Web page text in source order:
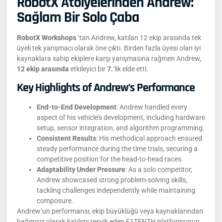
Sağlam Bir Solo Çaba
RobotX Workshops‘tan Andrew, katılan 12 ekip arasında tek
üyeli tek yarışmacı olarak öne çıktı. Birden fazla üyesi olan iyi
kaynaklara sahip ekiplere karşı yarışmasına rağmen Andrew,
12 ekip arasında etkileyici bir7.‘lik elde etti.
Key Highlights of Andrew’s Performance
End-to-End Development: Andrew handled every
aspect of his vehicle’s development, including hardware
setup, sensor integration, and algorithm programming.
Consistent Results: His methodical approach ensured
steady performance during the time trials, securing a
competitive position for the head-to-head races.
Adaptability Under Pressure: As a solo competitor,
Andrew showcased strong problem-solving skills,
tackling challenges independently while maintaining
composure.
Andrew’un performansı, ekip büyüklüğü veya kaynaklarından